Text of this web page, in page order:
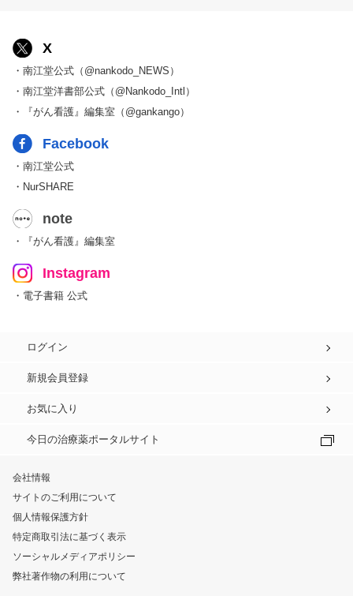
X
・南江堂公式（@nankodo_NEWS）
・南江堂洋書部公式（@Nankodo_Intl）
・『がん看護』編集室（@gankango）
Facebook
・南江堂公式
・NurSHARE
note
・『がん看護』編集室
Instagram
・電子書籍 公式
ログイン
新規会員登録
お気に入り
今日の治療薬ポータルサイト
会社情報
サイトのご利用について
個人情報保護方針
特定商取引法に基づく表示
ソーシャルメディアポリシー
弊社著作物の利用について